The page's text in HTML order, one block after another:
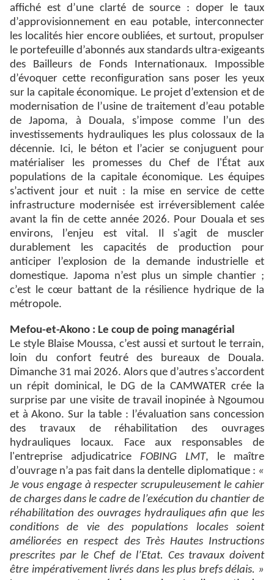
affiché est d’une clarté de source : doper le taux
d’approvisionnement en eau potable, interconnecter
les localités hier encore oubliées, et surtout, propulser
le portefeuille d’abonnés aux standards ultra-exigeants
des Bailleurs de Fonds Internationaux. Impossible
d’évoquer cette reconfiguration sans poser les yeux
sur la capitale économique. Le projet d’extension et de
modernisation de l’usine de traitement d’eau potable
de Japoma, à Douala, s’impose comme l’un des
investissements hydrauliques les plus colossaux de la
décennie. Ici, le béton et l’acier se conjuguent pour
matérialiser les promesses du Chef de l'État aux
populations de la capitale économique. Les équipes
s’activent jour et nuit : la mise en service de cette
infrastructure modernisée est irréversiblement calée
avant la fin de cette année 2026. Pour Douala et ses
environs, l’enjeu est vital. Il s'agit de muscler
durablement les capacités de production pour
anticiper l’explosion de la demande industrielle et
domestique. Japoma n’est plus un simple chantier ;
c’est le cœur battant de la résilience hydrique de la
métropole.
Mefou-et-Akono : Le coup de poing managérial
Le style Blaise Moussa, c’est aussi et surtout le terrain,
loin du confort feutré des bureaux de Douala.
Dimanche 31 mai 2026. Alors que d’autres s’accordent
un répit dominical, le DG de la CAMWATER crée la
surprise par une visite de travail inopinée à Ngoumou
et à Akono. Sur la table : l’évaluation sans concession
des travaux de réhabilitation des ouvrages
hydrauliques locaux. Face aux responsables de
l'entreprise adjudicatrice FOBING LMT, le maître
d’ouvrage n’a pas fait dans la dentelle diplomatique : «
Je vous engage à respecter scrupuleusement le cahier
de charges dans le cadre de l’exécution du chantier de
réhabilitation des ouvrages hydrauliques afin que les
conditions de vie des populations locales soient
améliorées en respect des Très Hautes Instructions
prescrites par le Chef de l’Etat. Ces travaux doivent
être impérativement livrés dans les plus brefs délais. »